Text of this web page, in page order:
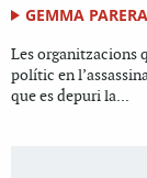
GEMMA PARERA
Les organitzacions
polític en
que es depuri la...